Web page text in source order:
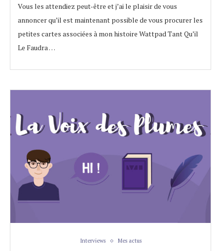
Vous les attendiez peut-être et j’ai le plaisir de vous
annoncer qu’il est maintenant possible de vous procurer les
petites cartes associées à mon histoire Wattpad Tant Qu’il
Le Faudra …
Interviews Mes actus